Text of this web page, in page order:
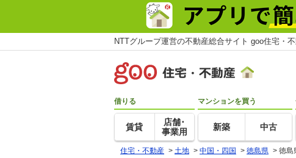
NTTグループ運営の不動産総合サイト goo住宅・
借りる
賃貸
店舗･
事業用
マンションを買う
新築 中古
住宅・不動産 > 土地 > 中国・四国 > 徳島県 > 徳島